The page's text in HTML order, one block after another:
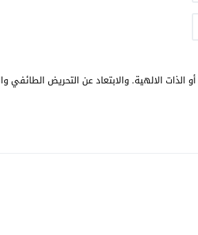
الذات الالهية. والابتعاد عن التحريض الطائفي